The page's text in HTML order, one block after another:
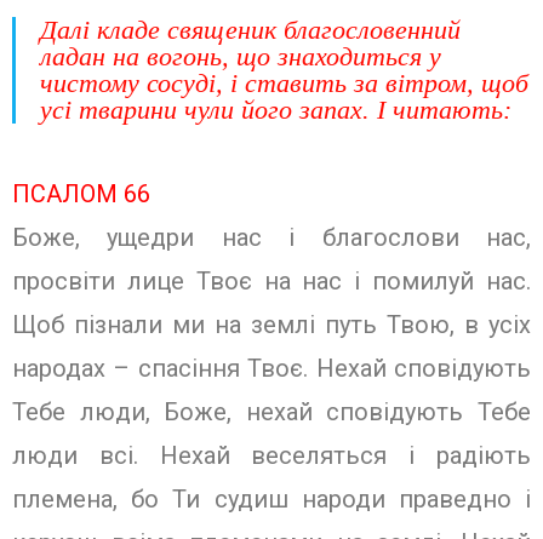
Далі кладе священик благословенний
ладан на вогонь, що знаходиться у
чистому сосуді, і ставить за вітром, щоб
усі тварини чули його запах. І читають:
ПСАЛОМ 66
Боже, ущедри нас і благослови нас,
просвіти лице Твоє на нас і помилуй нас.
Щоб пізнали ми на землі путь Твою, в усіх
народах – спасіння Твоє. Нехай сповідують
Тебе люди, Боже, нехай сповідують Тебе
люди всі. Нехай веселяться і радіють
племена, бо Ти судиш народи праведно і